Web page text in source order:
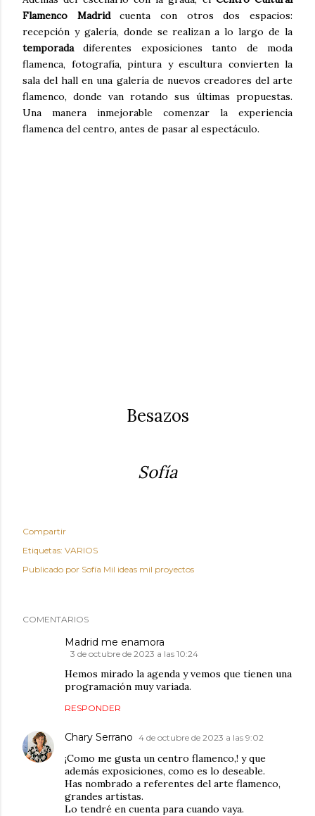
Flamenco Madridcuenta con otros dos espacios:
recepción y galería, donde se realizan a lo largo de la
temporadadiferentes exposiciones tanto de moda
flamenca, fotografía, pintura y escultura convierten la
sala del hall en una galería de nuevos creadores del arte
flamenco, donde van rotando sus últimas propuestas.
Una manera inmejorable comenzar la experiencia
flamenca del centro, antes de pasar al espectáculo.
Besazos
Sofía
Compartir
Etiquetas: VARIOS
Publicado por Sofía Mil ideas mil proyectos
COMENTARIOS
Madrid me enamora
3 de octubre de 2023 a las 10:24
Hemos mirado la agenda y vemos que tienen una
programación muy variada.
RESPONDER
Chary Serrano 4 de octubre de 2023 a las 9:02
¡Como me gusta un centro flamenco,! y que
además exposiciones, como es lo deseable.
Has nombrado a referentes del arte flamenco,
grandes artistas.
Lo tendré en cuenta para cuando vaya.